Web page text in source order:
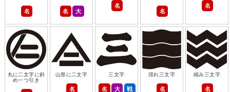
名 名 大
名
名
名
丸に二文字に斜
め一つ引き
山形に二文字
名
三文字
名 大
戦
揺れ三文字
名
縮み三文字
名